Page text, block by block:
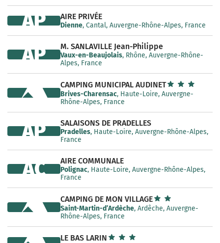
AIRE PRIVÉE
Dienne, Cantal, Auvergne-Rhône-Alpes, France
AP
M. SANLAVILLE Jean-Philippe
Vaux-en-Beaujolais, Rhône, Auvergne-Rhône-
Alpes, France
AP
CAMPING MUNICIPAL AUDINET
Brives-Charensac, Haute-Loire, Auvergne-
Rhône-Alpes, France
SALAISONS DE PRADELLES
Pradelles, Haute-Loire, Auvergne-Rhône-Alpes,
France
AP
AIRE COMMUNALE
Polignac, Haute-Loire, Auvergne-Rhône-Alpes,
France
AC
CAMPING DE MON VILLAGE
Saint-Martin-d’Ardèche, Ardêche, Auvergne-
Rhône-Alpes, France
LE BAS LARIN